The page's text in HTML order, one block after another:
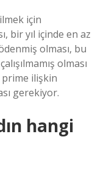
için
bir yıl içinde en az
olması, bu
olması
ilişkin
gerekiyor.
hangi